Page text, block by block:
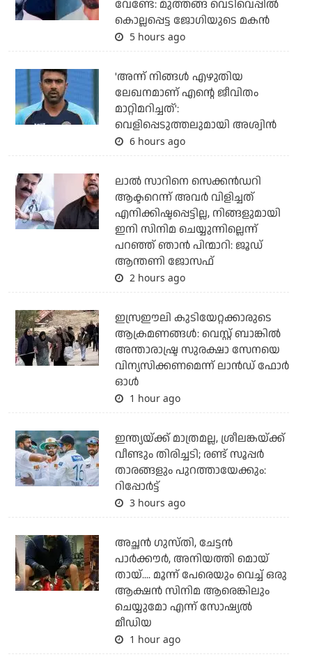
വേണ്ടേ: മുത്തങ്ങ വെടിവെപ്പില്‍
കൊല്ലപ്പെട്ട ജോഗിയുടെ മകന്‍
5 hours ago
'അന്ന് നിങ്ങള്‍ എഴുതിയ
ലേഖനമാണ് എന്റെ ജീവിതം
മാറ്റിമറിച്ചത്':
വെളിപ്പെടുത്തലുമായി അശ്വിന്‍
6 hours ago
ലാല്‍ സാറിനെ സെക്കന്‍ഡറി
ആക്ടറെന്ന് അവര്‍ വിളിച്ചത്
എനിക്കിഷ്ടപ്പെട്ടില്ല, നിങ്ങളുമായി
ഇനി സിനിമ ചെയ്യുന്നില്ലെന്ന്
പറഞ്ഞ് ഞാന്‍ പിന്മാറി: ജൂഡ്
ആന്തണി ജോസഫ്
2 hours ago
ഇസ്രഈലി കുടിയേറ്റക്കാരുടെ
ആക്രമണങ്ങള്‍: വെസ്റ്റ് ബാങ്കില്‍
അന്താരാഷ്ട്ര സുരക്ഷാ സേനയെ
വിന്യസിക്കണമെന്ന് ലാന്‍ഡ് ഫോര്‍
ഓള്‍
1 hour ago
ഇന്ത്യയ്ക്ക് മാത്രമല്ല, ശ്രീലങ്കയ്ക്ക്
വീണ്ടും തിരിച്ചടി; രണ്ട് സൂപ്പര്‍
താരങ്ങളും പുറത്തായേക്കും:
റിപ്പോര്‍ട്ട്
3 hours ago
അച്ഛന്‍ ഗുസ്തി, ചേട്ടന്‍
പാര്‍ക്കൗര്‍, അനിയത്തി മൊയ്
തായ്.... മൂന്ന് പേരെയും വെച്ച് ഒരു
ആക്ഷന്‍ സിനിമ ആരെങ്കിലും
ചെയ്യുമോ എന്ന് സോഷ്യല്‍
മീഡിയ
1 hour ago